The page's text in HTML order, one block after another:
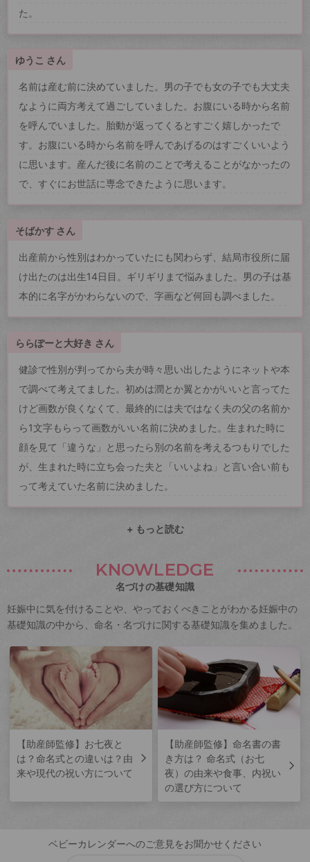
た。
ゆうこ さん
名前は産む前に決めていました。男の子でも女の子でも大丈夫
なように両方考えて過ごしていました。お腹にいる時から名前
を呼んでいました。胎動が返ってくるとすごく嬉しかったで
す。お腹にいる時から名前を呼んであげるのはすごくいいよう
に思います。産んだ後に名前のことで考えることがなかったの
で、すぐにお世話に専念できたように思います。
そばかす さん
出産前から性別はわかっていたにも関わらず、結局市役所に届
け出たのは出生14日目。ギリギリまで悩みました。男の子は基
本的に名字がかわらないので、字画など何回も調べました。
ららぽーと大好き さん
健診で性別が判ってから夫が時々思い出したようにネットや本
で調べて考えてました。初めは潤とか翼とかがいいと言ってた
けど画数が良くなくて、最終的には夫ではなく夫の父の名前か
ら1文字もらって画数がいい名前に決めました。生まれた時に
顔を見て「違うな」と思ったら別の名前を考えるつもりでした
が、生まれた時に立ち会った夫と「いいよね」と言い合い前も
って考えていた名前に決めました。
+ もっと読む
KNOWLEDGE
名づけの基礎知識
妊娠中に気を付けることや、やっておくべきことがわかる妊娠中の
基礎知識の中から、命名・名づけに関する基礎知識を集めました。
【助産師監修】お七夜と
は？命名式との違いは？由
来や現代の祝い方について
【助産師監修】命名書の書
き方は？ 命名式（お七
夜）の由来や食事、内祝い
の選び方について
ベビーカレンダーへのご意見をお聞かせください